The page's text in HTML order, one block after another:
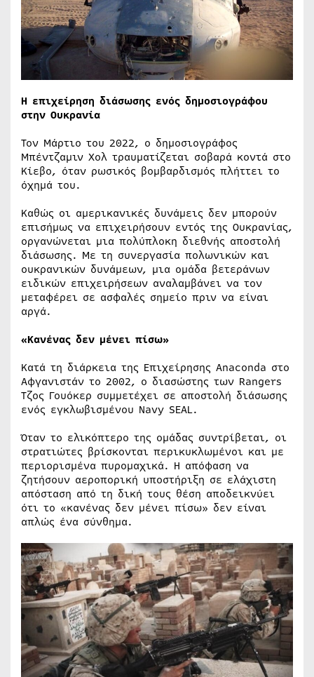
Η επιχείρηση διάσωσης ενός δημοσιογράφου
στην Ουκρανία
Τον Μάρτιο του 2022, ο δημοσιογράφος
Μπέντζαμιν Χολ τραυματίζεται σοβαρά κοντά στο
Κίεβο, όταν ρωσικός βομβαρδισμός πλήττει το
όχημά του.
Καθώς οι αμερικανικές δυνάμεις δεν μπορούν
επισήμως να επιχειρήσουν εντός της Ουκρανίας,
οργανώνεται μια πολύπλοκη διεθνής αποστολή
διάσωσης. Με τη συνεργασία πολωνικών και
ουκρανικών δυνάμεων, μια ομάδα βετεράνων
ειδικών επιχειρήσεων αναλαμβάνει να τον
μεταφέρει σε ασφαλές σημείο πριν να είναι
αργά.
«Κανένας δεν μένει πίσω»
Κατά τη διάρκεια της Επιχείρησης Anaconda στο
Αφγανιστάν το 2002, ο διασώστης των Rangers
Τζος Γουόκερ συμμετέχει σε αποστολή διάσωσης
ενός εγκλωβισμένου Navy SEAL.
Όταν το ελικόπτερο της ομάδας συντρίβεται, οι
στρατιώτες βρίσκονται περικυκλωμένοι και με
περιορισμένα πυρομαχικά. Η απόφαση να
ζητήσουν αεροπορική υποστήριξη σε ελάχιστη
απόσταση από τη δική τους θέση αποδεικνύει
ότι το «κανένας δεν μένει πίσω» δεν είναι
απλώς ένα σύνθημα.